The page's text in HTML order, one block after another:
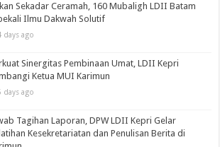
Sekadar Ceramah, 160 Mubaligh LDII Batam
Ilmu Dakwah Solutif
days ago
Sinergitas Pembinaan Umat, LDII Kepri
Ketua MUI Karimun
days ago
Tagihan Laporan, DPW LDII Kepri Gelar
Kesekretariatan dan Penulisan Berita di